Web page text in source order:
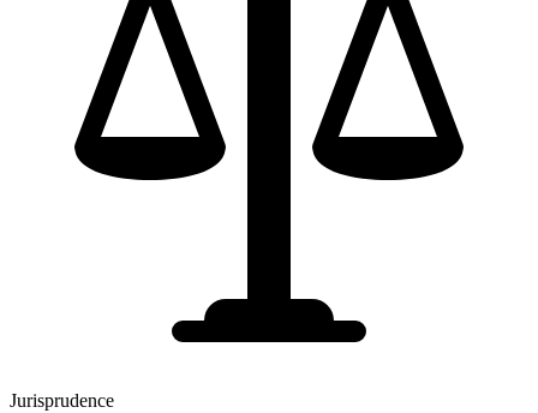
Jurisprudence